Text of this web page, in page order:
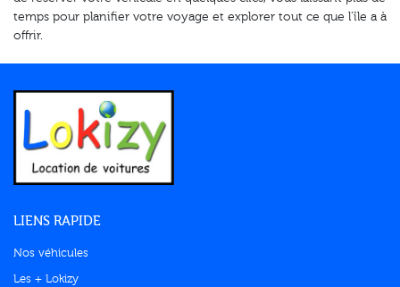
temps pour planifier votre voyage et explorer tout ce que l'île a à
offrir.
LIENS RAPIDE
Nos véhicules
Les + Lokizy